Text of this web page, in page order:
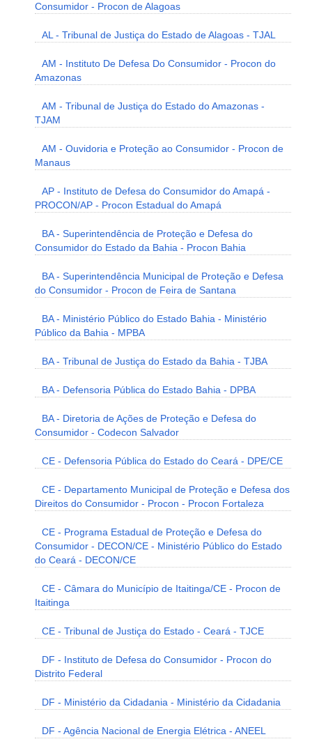
Consumidor - Procon de Alagoas
AL - Tribunal de Justiça do Estado de Alagoas - TJAL
AM - Instituto De Defesa Do Consumidor - Procon do
Amazonas
AM - Tribunal de Justiça do Estado do Amazonas -
TJAM
AM - Ouvidoria e Proteção ao Consumidor - Procon de
Manaus
AP - Instituto de Defesa do Consumidor do Amapá -
PROCON/AP - Procon Estadual do Amapá
BA - Superintendência de Proteção e Defesa do
Consumidor do Estado da Bahia - Procon Bahia
BA - Superintendência Municipal de Proteção e Defesa
do Consumidor - Procon de Feira de Santana
BA - Ministério Público do Estado Bahia - Ministério
Público da Bahia - MPBA
BA - Tribunal de Justiça do Estado da Bahia - TJBA
BA - Defensoria Pública do Estado Bahia - DPBA
BA - Diretoria de Ações de Proteção e Defesa do
Consumidor - Codecon Salvador
CE - Defensoria Pública do Estado do Ceará - DPE/CE
CE - Departamento Municipal de Proteção e Defesa dos
Direitos do Consumidor - Procon - Procon Fortaleza
CE - Programa Estadual de Proteção e Defesa do
Consumidor - DECON/CE - Ministério Público do Estado
do Ceará - DECON/CE
CE - Câmara do Município de Itaitinga/CE - Procon de
Itaitinga
CE - Tribunal de Justiça do Estado - Ceará - TJCE
DF - Instituto de Defesa do Consumidor - Procon do
Distrito Federal
DF - Ministério da Cidadania - Ministério da Cidadania
DF - Agência Nacional de Energia Elétrica - ANEEL